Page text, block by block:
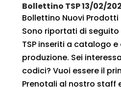
Bollettino TSP 13/02/
Bollettino Nuovi Prodotti
Sono riportati di
TSP inseriti a catalogo
produzione. Sei
codici? Vuoi essere il
Prenotali al nostro staff